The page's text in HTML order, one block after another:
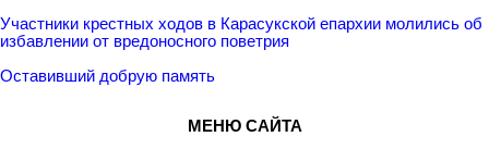
Участники крестных ходов в Карасукской епархии молились об
избавлении от вредоносного поветрия
Оставивший добрую память
МЕНЮ САЙТА